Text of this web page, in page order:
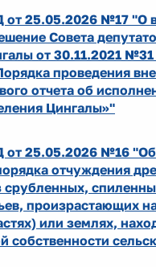
от 25.05.2026 №17 "О
Совета
от 30.11.2021
проведения
отчета об
Цингалы»"
от 25.05.2026 №16 "Об
отчуждения
срубленных,
произрастающих
или землях,
собственности